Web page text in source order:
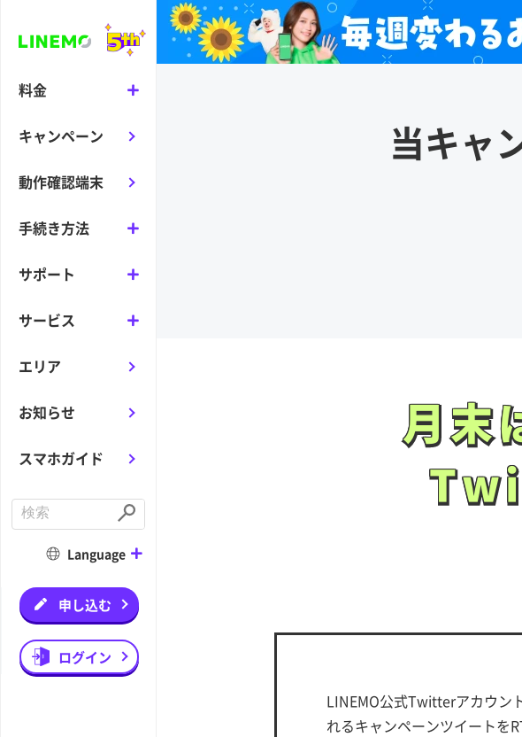
料金
キャンペーン
動作確認端末
手続き方法
サポート
サービス
エリア
お知らせ
スマホガイド
n
S
u
m
t
Language
申し込む
ログイン
当キャ
月末
月末
LINEMO公式Twitterアカウン
れるキャンペーンツイートを